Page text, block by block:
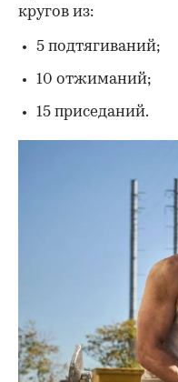
кругов из:
5 подтягиваний;
10 отжиманий;
15 приседаний.